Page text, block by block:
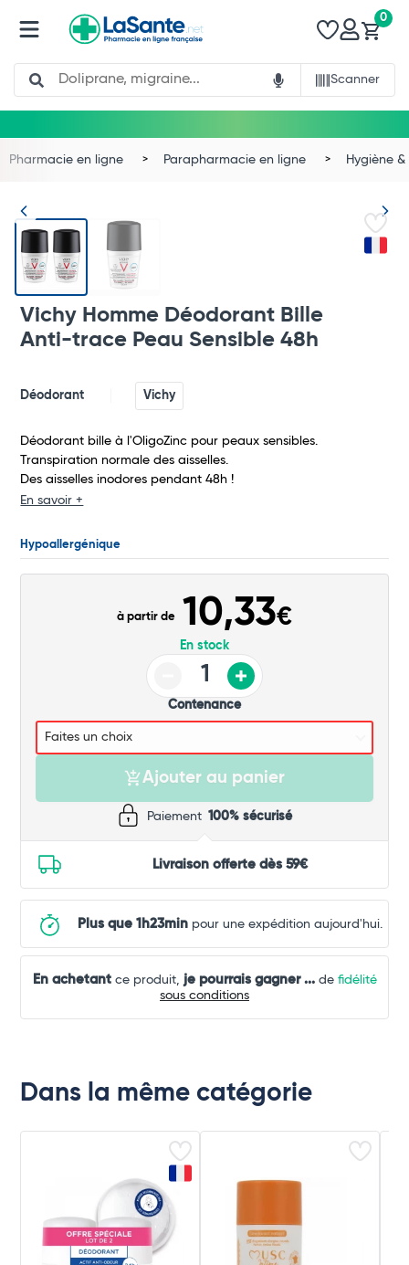
Search
Scanner
0
Commander
Pharmacie en ligne Parapharmacie en ligne Hygiène
Vichy Homme Déodorant Bille
Anti-trace Peau Sensible 48h
Déodorant Vichy
Déodorant bille à l'OligoZinc pour peaux sensibles.
Transpiration normale des aisselles.
Des aisselles inodores pendant 48h !
En savoir +
Hypoallergénique
à partir de 10,33€
En stock
Contenance
Ajouter au panier
Paiement 100% sécurisé
Livraison offerte dès 59€
Plus que 1h23min pour une expédition aujourd'hui.
En achetantce produit, je pourrais gagner ...de fidélité
sous conditions
Dans la même catégorie